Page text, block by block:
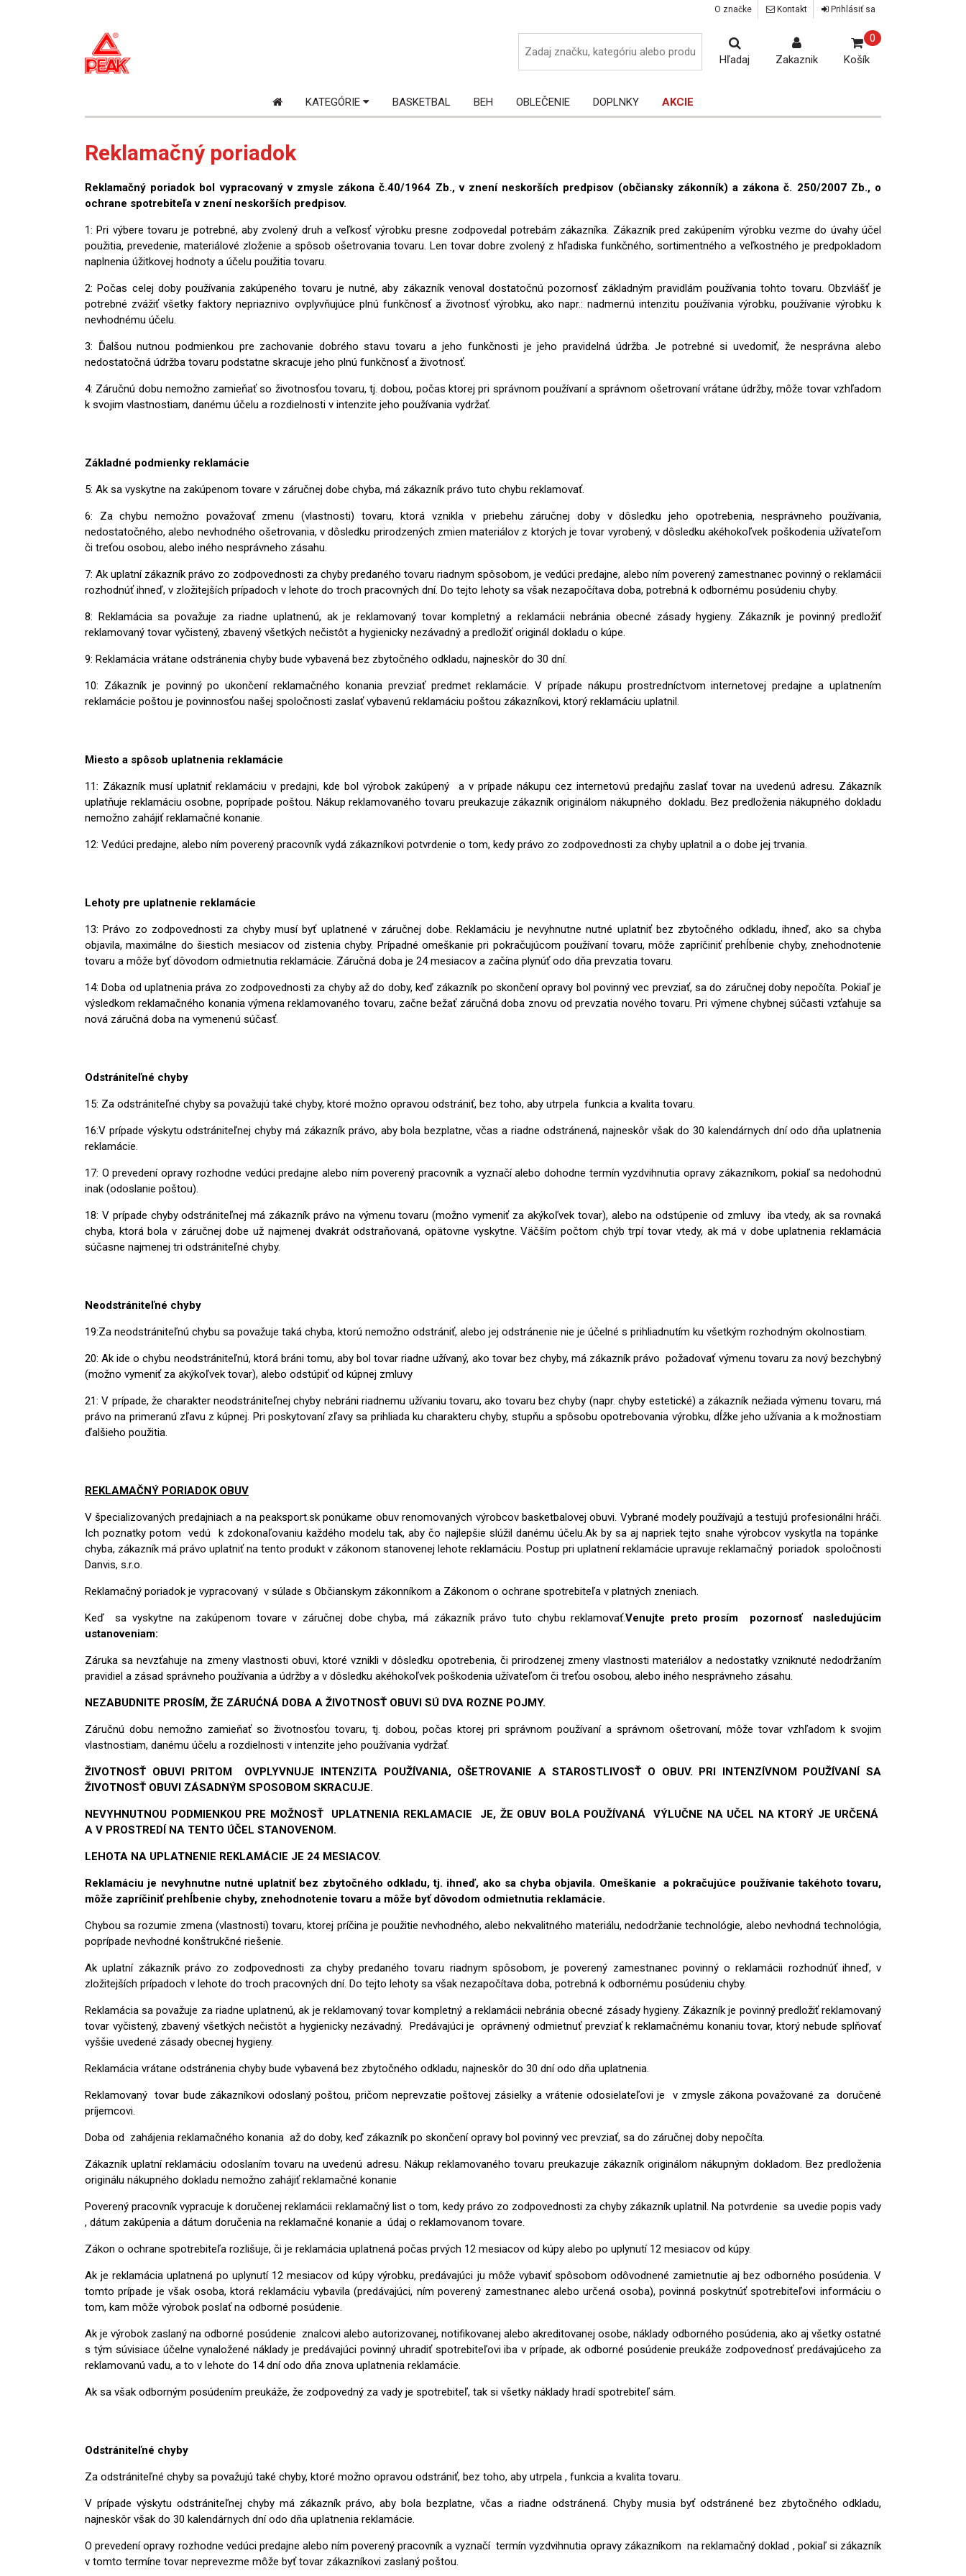
O značke Kontakt Prihlásiť sa
Hľadaj Zakaznik Košík
0
Domovská
stránka
KATEGÓRIE BASKETBAL BEH OBLEČENIE DOPLNKY AKCIE
Reklamačný poriadok
Reklamačný poriadok bol vypracovaný v zmysle zákona č.40/1964 Zb., v znení neskorších predpisov (občiansky zákonník) a zákona č. 250/2007 Zb., o
ochrane spotrebiteľa v znení neskorších predpisov.
1: Pri výbere tovaru je potrebné, aby zvolený druh a veľkosť výrobku presne zodpovedal potrebám zákazníka. Zákazník pred zakúpením výrobku vezme do úvahy účel
použitia, prevedenie, materiálové zloženie a spôsob ošetrovania tovaru. Len tovar dobre zvolený z hľadiska funkčného, sortimentného a veľkostného je predpokladom
naplnenia úžitkovej hodnoty a účelu použitia tovaru.
2: Počas celej doby používania zakúpeného tovaru je nutné, aby zákazník venoval dostatočnú pozornosť základným pravidlám používania tohto tovaru. Obzvlášť je
potrebné zvážiť všetky faktory nepriaznivo ovplyvňujúce plnú funkčnosť a životnosť výrobku, ako napr.: nadmernú intenzitu používania výrobku, používanie výrobku k
nevhodnému účelu.
3: Ďalšou nutnou podmienkou pre zachovanie dobrého stavu tovaru a jeho funkčnosti je jeho pravidelná údržba. Je potrebné si uvedomiť, že nesprávna alebo
nedostatočná údržba tovaru podstatne skracuje jeho plnú funkčnosť a životnosť.
4: Záručnú dobu nemožno zamieňať so životnosťou tovaru, tj. dobou, počas ktorej pri správnom používaní a správnom ošetrovaní vrátane údržby, môže tovar vzhľadom
k svojim vlastnostiam, danému účelu a rozdielnosti v intenzite jeho používania vydržať.
Základné podmienky reklamácie
5: Ak sa vyskytne na zakúpenom tovare v záručnej dobe chyba, má zákazník právo tuto chybu reklamovať.
6: Za chybu nemožno považovať zmenu (vlastnosti) tovaru, ktorá vznikla v priebehu záručnej doby v dôsledku jeho opotrebenia, nesprávneho používania,
nedostatočného, alebo nevhodného ošetrovania, v dôsledku prirodzených zmien materiálov z ktorých je tovar vyrobený, v dôsledku akéhokoľvek poškodenia užívateľom
či treťou osobou, alebo iného nesprávneho zásahu.
7: Ak uplatní zákazník právo zo zodpovednosti za chyby predaného tovaru riadnym spôsobom, je vedúci predajne, alebo ním poverený zamestnanec povinný o reklamácii
rozhodnúť ihneď, v zložitejších prípadoch v lehote do troch pracovných dní. Do tejto lehoty sa však nezapočítava doba, potrebná k odbornému posúdeniu chyby.
8: Reklamácia sa považuje za riadne uplatnenú, ak je reklamovaný tovar kompletný a reklamácii nebránia obecné zásady hygieny. Zákazník je povinný predložiť
reklamovaný tovar vyčistený, zbavený všetkých nečistôt a hygienicky nezávadný a predložiť originál dokladu o kúpe.
9: Reklamácia vrátane odstránenia chyby bude vybavená bez zbytočného odkladu, najneskôr do 30 dní.
10: Zákazník je povinný po ukončení reklamačného konania prevziať predmet reklamácie. V prípade nákupu prostredníctvom internetovej predajne a uplatnením
reklamácie poštou je povinnosťou našej spoločnosti zaslať vybavenú reklamáciu poštou zákazníkovi, ktorý reklamáciu uplatnil.
Miesto a spôsob uplatnenia reklamácie
11: Zákazník musí uplatniť reklamáciu v predajni, kde bol výrobok zakúpený a v prípade nákupu cez internetovú predajňu zaslať tovar na uvedenú adresu. Zákazník
uplatňuje reklamáciu osobne, poprípade poštou. Nákup reklamovaného tovaru preukazuje zákazník originálom nákupného dokladu. Bez predloženia nákupného dokladu
nemožno zahájiť reklamačné konanie.
12: Vedúci predajne, alebo ním poverený pracovník vydá zákazníkovi potvrdenie o tom, kedy právo zo zodpovednosti za chyby uplatnil a o dobe jej trvania.
Lehoty pre uplatnenie reklamácie
13: Právo zo zodpovednosti za chyby musí byť uplatnené v záručnej dobe. Reklamáciu je nevyhnutne nutné uplatniť bez zbytočného odkladu, ihneď, ako sa chyba
objavila, maximálne do šiestich mesiacov od zistenia chyby. Prípadné omeškanie pri pokračujúcom používaní tovaru, môže zapríčiniť prehĺbenie chyby, znehodnotenie
tovaru a môže byť dôvodom odmietnutia reklamácie. Záručná doba je 24 mesiacov a začína plynúť odo dňa prevzatia tovaru.
14: Doba od uplatnenia práva zo zodpovednosti za chyby až do doby, keď zákazník po skončení opravy bol povinný vec prevziať, sa do záručnej doby nepočíta. Pokiaľ je
výsledkom reklamačného konania výmena reklamovaného tovaru, začne bežať záručná doba znovu od prevzatia nového tovaru. Pri výmene chybnej súčasti vzťahuje sa
nová záručná doba na vymenenú súčasť.
Odstrániteľné chyby
15: Za odstrániteľné chyby sa považujú také chyby, ktoré možno opravou odstrániť, bez toho, aby utrpela funkcia a kvalita tovaru.
16:V prípade výskytu odstrániteľnej chyby má zákazník právo, aby bola bezplatne, včas a riadne odstránená, najneskôr však do 30 kalendárnych dní odo dňa uplatnenia
reklamácie.
17: O prevedení opravy rozhodne vedúci predajne alebo ním poverený pracovník a vyznačí alebo dohodne termín vyzdvihnutia opravy zákazníkom, pokiaľ sa nedohodnú
inak (odoslanie poštou).
18: V prípade chyby odstrániteľnej má zákazník právo na výmenu tovaru (možno vymeniť za akýkoľvek tovar), alebo na odstúpenie od zmluvy iba vtedy, ak sa rovnaká
chyba, ktorá bola v záručnej dobe už najmenej dvakrát odstraňovaná, opätovne vyskytne. Väčším počtom chýb trpí tovar vtedy, ak má v dobe uplatnenia reklamácia
súčasne najmenej tri odstrániteľné chyby.
Neodstrániteľné chyby
19:Za neodstrániteľnú chybu sa považuje taká chyba, ktorú nemožno odstrániť, alebo jej odstránenie nie je účelné s prihliadnutím ku všetkým rozhodným okolnostiam.
20: Ak ide o chybu neodstrániteľnú, ktorá bráni tomu, aby bol tovar riadne užívaný, ako tovar bez chyby, má zákazník právo požadovať výmenu tovaru za nový bezchybný
(možno vymeniť za akýkoľvek tovar), alebo odstúpiť od kúpnej zmluvy
21: V prípade, že charakter neodstrániteľnej chyby nebráni riadnemu užívaniu tovaru, ako tovaru bez chyby (napr. chyby estetické) a zákazník nežiada výmenu tovaru, má
právo na primeranú zľavu z kúpnej. Pri poskytovaní zľavy sa prihliada ku charakteru chyby, stupňu a spôsobu opotrebovania výrobku, dĺžke jeho užívania a k možnostiam
ďalšieho použitia.
REKLAMAČNÝ PORIADOK OBUV
V špecializovaných predajniach a na peaksport.sk ponúkame obuv renomovaných výrobcov basketbalovej obuvi. Vybrané modely používajú a testujú profesionálni hráči.
Ich poznatky potom vedú k zdokonaľovaniu každého modelu tak, aby čo najlepšie slúžil danému účelu.Ak by sa aj napriek tejto snahe výrobcov vyskytla na topánke
chyba, zákazník má právo uplatniť na tento produkt v zákonom stanovenej lehote reklamáciu. Postup pri uplatnení reklamácie upravuje reklamačný poriadok spoločnosti
Danvis, s.r.o.
Reklamačný poriadok je vypracovaný v súlade s Občianskym zákonníkom a Zákonom o ochrane spotrebiteľa v platných zneniach.
Keď sa vyskytne na zakúpenom tovare v záručnej dobe chyba, má zákazník právo tuto chybu reklamovať.Venujte preto prosím pozornosť nasledujúcim
ustanoveniam:
Záruka sa nevzťahuje na zmeny vlastnosti obuvi, ktoré vznikli v dôsledku opotrebenia, či prirodzenej zmeny vlastnosti materiálov a nedostatky vzniknuté nedodržaním
pravidiel a zásad správneho používania a údržby a v dôsledku akéhokoľvek poškodenia užívateľom či treťou osobou, alebo iného nesprávneho zásahu.
NEZABUDNITE PROSÍM, ŽE ZÁRUĆNÁ DOBA A ŽIVOTNOSŤ OBUVI SÚ DVA ROZNE POJMY.
Záručnú dobu nemožno zamieňať so životnosťou tovaru, tj. dobou, počas ktorej pri správnom používaní a správnom ošetrovaní, môže tovar vzhľadom k svojim
vlastnostiam, danému účelu a rozdielnosti v intenzite jeho používania vydržať.
ŽIVOTNOSŤ OBUVI PRITOM OVPLYVNUJE INTENZITA POUŽÍVANIA, OŠETROVANIE A STAROSTLIVOSŤ O OBUV. PRI INTENZÍVNOM POUŽÍVANÍ SA
ŽIVOTNOSŤ OBUVI ZÁSADNÝM SPOSOBOM SKRACUJE.
NEVYHNUTNOU PODMIENKOU PRE MOŽNOSŤ UPLATNENIA REKLAMACIE JE, ŽE OBUV BOLA POUŽÍVANÁ VÝLUČNE NA UČEL NA KTORÝ JE URČENÁ
A V PROSTREDÍ NA TENTO ÚČEL STANOVENOM.
LEHOTA NA UPLATNENIE REKLAMÁCIE JE 24 MESIACOV.
Reklamáciu je nevyhnutne nutné uplatniť bez zbytočného odkladu, tj. ihneď, ako sa chyba objavila. Omeškanie a pokračujúce používanie takéhoto tovaru,
môže zapríčiniť prehĺbenie chyby, znehodnotenie tovaru a môže byť dôvodom odmietnutia reklamácie.
Chybou sa rozumie zmena (vlastnosti) tovaru, ktorej príčina je použitie nevhodného, alebo nekvalitného materiálu, nedodržanie technológie, alebo nevhodná technológia,
poprípade nevhodné konštrukčné riešenie.
Ak uplatní zákazník právo zo zodpovednosti za chyby predaného tovaru riadnym spôsobom, je poverený zamestnanec povinný o reklamácii rozhodnúť ihneď, v
zložitejších prípadoch v lehote do troch pracovných dní. Do tejto lehoty sa však nezapočítava doba, potrebná k odbornému posúdeniu chyby.
Reklamácia sa považuje za riadne uplatnenú, ak je reklamovaný tovar kompletný a reklamácii nebránia obecné zásady hygieny. Zákazník je povinný predložiť reklamovaný
tovar vyčistený, zbavený všetkých nečistôt a hygienicky nezávadný. Predávajúci je oprávnený odmietnuť prevziať k reklamačnému konaniu tovar, ktorý nebude splňovať
vyššie uvedené zásady obecnej hygieny.
Reklamácia vrátane odstránenia chyby bude vybavená bez zbytočného odkladu, najneskôr do 30 dní odo dňa uplatnenia.
Reklamovaný tovar bude zákazníkovi odoslaný poštou, pričom neprevzatie poštovej zásielky a vrátenie odosielateľovi je v zmysle zákona považované za doručené
príjemcovi.
Doba od zahájenia reklamačného konania až do doby, keď zákazník po skončení opravy bol povinný vec prevziať, sa do záručnej doby nepočíta.
Zákazník uplatní reklamáciu odoslaním tovaru na uvedenú adresu. Nákup reklamovaného tovaru preukazuje zákazník originálom nákupným dokladom. Bez predloženia
originálu nákupného dokladu nemožno zahájiť reklamačné konanie
Poverený pracovník vypracuje k doručenej reklamácii reklamačný list o tom, kedy právo zo zodpovednosti za chyby zákazník uplatnil. Na potvrdenie sa uvedie popis vady
, dátum zakúpenia a dátum doručenia na reklamačné konanie a údaj o reklamovanom tovare.
Zákon o ochrane spotrebiteľa rozlišuje, či je reklamácia uplatnená počas prvých 12 mesiacov od kúpy alebo po uplynutí 12 mesiacov od kúpy.
Ak je reklamácia uplatnená po uplynutí 12 mesiacov od kúpy výrobku, predávajúci ju môže vybaviť spôsobom odôvodnené zamietnutie aj bez odborného posúdenia. V
tomto prípade je však osoba, ktorá reklamáciu vybavila (predávajúci, ním poverený zamestnanec alebo určená osoba), povinná poskytnúť spotrebiteľovi informáciu o
tom, kam môže výrobok poslať na odborné posúdenie.
Ak je výrobok zaslaný na odborné posúdenie znalcovi alebo autorizovanej, notifikovanej alebo akreditovanej osobe, náklady odborného posúdenia, ako aj všetky ostatné
s tým súvisiace účelne vynaložené náklady je predávajúci povinný uhradiť spotrebiteľovi iba v prípade, ak odborné posúdenie preukáže zodpovednosť predávajúceho za
reklamovanú vadu, a to v lehote do 14 dní odo dňa znova uplatnenia reklamácie.
Ak sa však odborným posúdením preukáže, že zodpovedný za vady je spotrebiteľ, tak si všetky náklady hradí spotrebiteľ sám.
Odstrániteľné chyby
Za odstrániteľné chyby sa považujú také chyby, ktoré možno opravou odstrániť, bez toho, aby utrpela , funkcia a kvalita tovaru.
V prípade výskytu odstrániteľnej chyby má zákazník právo, aby bola bezplatne, včas a riadne odstránená. Chyby musia byť odstránené bez zbytočného odkladu,
najneskôr však do 30 kalendárnych dní odo dňa uplatnenia reklamácie.
O prevedení opravy rozhodne vedúci predajne alebo ním poverený pracovník a vyznačí termín vyzdvihnutia opravy zákazníkom na reklamačný doklad , pokiaľ si zákazník
v tomto termíne tovar neprevezme môže byť tovar zákazníkovi zaslaný poštou.